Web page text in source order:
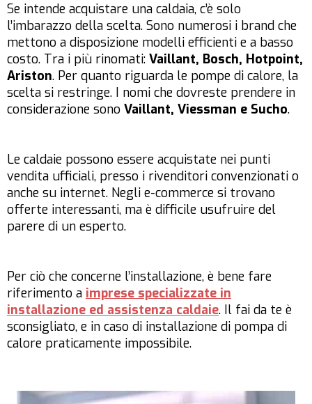
Se intende acquistare una caldaia, c’è solo
l’imbarazzo della scelta. Sono numerosi i brand che
mettono a disposizione modelli efficienti e a basso
costo. Tra i più rinomati: Vaillant, Bosch, Hotpoint,
Ariston. Per quanto riguarda le pompe di calore, la
scelta si restringe. I nomi che dovreste prendere in
considerazione sono Vaillant, Viessman e Sucho.
Le caldaie possono essere acquistate nei punti
vendita ufficiali, presso i rivenditori convenzionati o
anche su internet. Negli e-commerce si trovano
offerte interessanti, ma è difficile usufruire del
parere di un esperto.
Per ciò che concerne l’installazione, è bene fare
riferimento a imprese specializzate in
installazione ed assistenza caldaie. Il fai da te è
sconsigliato, e in caso di installazione di pompa di
calore praticamente impossibile.